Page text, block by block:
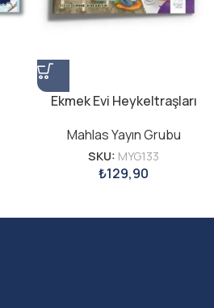
Ekmek Evi Heykeltraşları
Mahlas Yayın Grubu
SKU: MYG133
₺129,90